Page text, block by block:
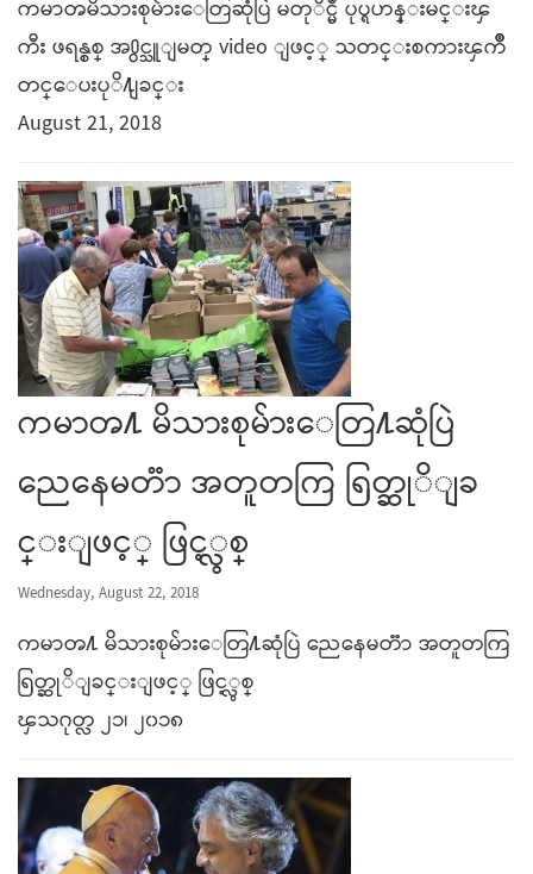
ကမာၻမိသားစုမ်ားေတြဆုံပြဲ မတုိင္မီ ပုပ္ရဟန္းမင္းၾ
ကီး ဖရန္စစ္ အ႐ွင္သူျမတ္ video ျဖင့္ သတင္းစကားၾကဳိ
တင္ေပးပုိ႔ျခင္း
August 21, 2018
ကမာၻ႔ မိသားစုမ်ားေတြ႔ဆုံပြဲ
ညေနေမတၱာ အတူတကြ ရြတ္ဆုိျခ
င္းျဖင့္ ဖြင့္လွစ္
Wednesday, August 22, 2018
ကမာၻ႔ မိသားစုမ်ားေတြ႔ဆုံပြဲ ညေနေမတၱာ အတူတကြ
ရြတ္ဆုိျခင္းျဖင့္ ဖြင့္လွစ္
ၾသဂုတ္လ ၂၁၊ ၂၀၁၈